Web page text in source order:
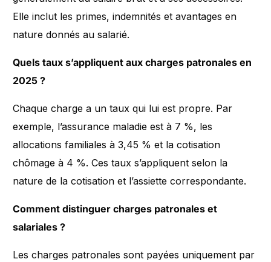
Elle inclut les primes, indemnités et avantages en
nature donnés au salarié.
Quels taux s’appliquent aux charges patronales en
2025 ?
Chaque charge a un taux qui lui est propre. Par
exemple, l’assurance maladie est à 7 %, les
allocations familiales à 3,45 % et la cotisation
chômage à 4 %. Ces taux s’appliquent selon la
nature de la cotisation et l’assiette correspondante.
Comment distinguer charges patronales et
salariales ?
Les charges patronales sont payées uniquement par